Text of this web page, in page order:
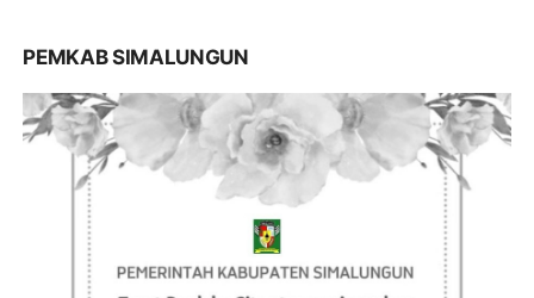
PEMKAB SIMALUNGUN